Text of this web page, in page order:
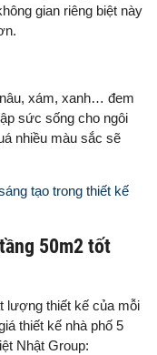
gian riêng biệt này
xám, xanh… đem
sức sống cho ngôi
nhiều màu sắc sẽ
tạo trong thiết kế
50m2 tốt
lượng thiết kế của mỗi
thiết kế nhà phố 5
Nhật Group: